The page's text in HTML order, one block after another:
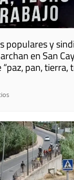
populares y
en San
pan, tierra,